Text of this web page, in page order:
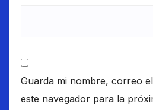
Guarda mi nombre, correo
este navegador para la